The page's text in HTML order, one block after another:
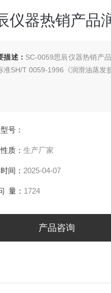
仪器热销产品
描述： SC-0059思辰仪器热销产
准SH/T 0059-1996《润滑油蒸发
号：
质： 生产厂家
间： 2025-04-07
量： 1724
产品咨询